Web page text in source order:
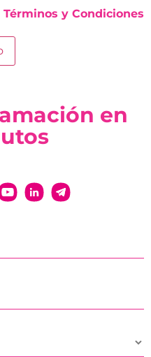
Términos y Condiciones
en